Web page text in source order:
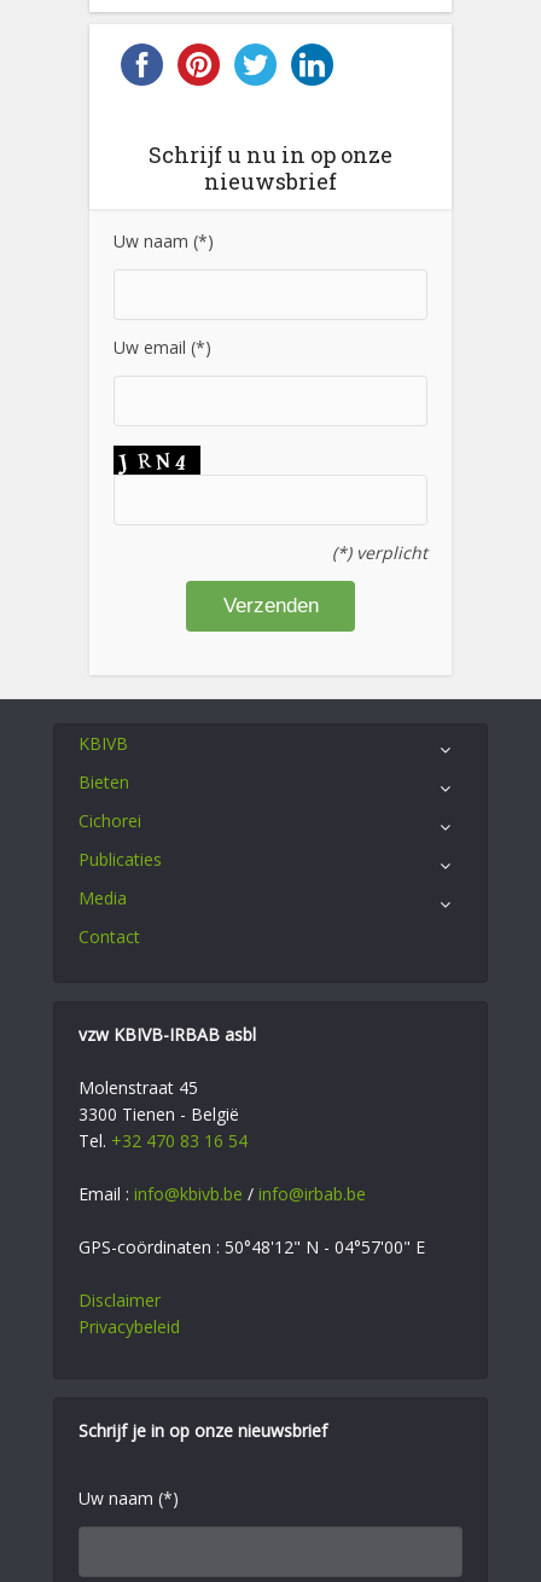
Schrijf u nu in op onze
nieuwsbrief
Uw naam (*)
Uw email (*)
(*) verplicht
KBIVB
Bieten
Cichorei
Publicaties
Media
Contact
vzw KBIVB-IRBAB asbl
Molenstraat 45
3300 Tienen - België
Tel. +32 470 83 16 54
Email : info@kbivb.be / info@irbab.be
GPS-coördinaten : 50°48'12" N - 04°57'00" E
Disclaimer
Privacybeleid
Schrijf je in op onze nieuwsbrief
Uw naam (*)